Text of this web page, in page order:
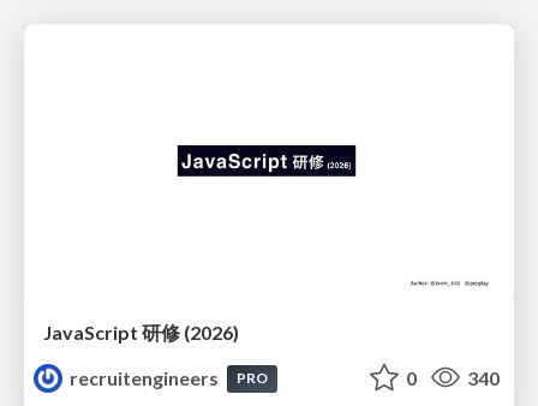
JavaScript 研修 (2026)
recruitengineers
PRO 0 340